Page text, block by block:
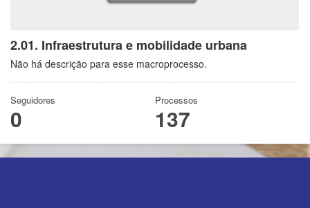
2.01. Infraestrutura e mobilidade urbana
Não há descrição para esse macroprocesso.
Seguidores
0
Processos
137